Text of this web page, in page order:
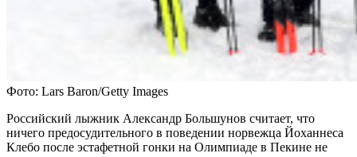
Фото: Lars Baron/Getty Images
Российский лыжник Александр Большунов считает, что
ничего предосудительного в поведении норвежца Йоханнеса
Клебо после эстафетной гонки на Олимпиаде в Пекине не